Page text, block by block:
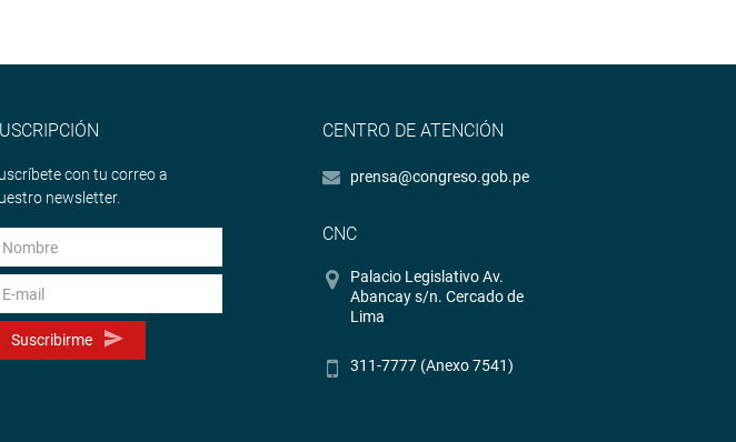
con tu correo a
newsletter.
Suscribirme
CENTRO DE ATENCIÓN
prensa@congreso.gob.pe
CNC
Palacio Legislativo Av.
Abancay s/n. Cercado de
Lima
311-7777 (Anexo 7541)